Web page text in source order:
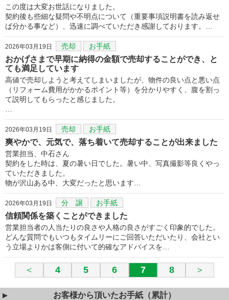
この度は大変お世話になりました。
契約後も些細な疑問や不明点について（重要事項説明書を読み返せ
ば分かる事など）、迅速に調べていただき感謝しております。…
2026年03月19日 売却 お手紙
おかげさまで早期に納得の金額で売却することができ、と
ても満足しています
高値で売却しようと考えてしまいましたが、物件の良い点と悪い点
（リフォーム費用がかかるポイント等）を分かりやすく、腹を割っ
て説明してもらったと感じました。
2026年03月19日 売却 お手紙
爽やかで、元気で、落ち着いて売却することが出来ました
営業担当、中石さん
契約をした時は、夏の暑い日でした。暑い中、写真撮影等良くやっ
ていただきました。
物が沢山ある中、大変だったと思います…
2026年03月19日 分 譲 お手紙
信頼関係を築くことができました
営業担当者の人当たりの良さや人格の良さがすごく印象的でした。
どんな質問でもいつもタイムリーにご回答いただいたり、会社とい
う立場よりかは客側に付いて的確なアドバイスを…
＜ 4 5 6 7 8 ＞
お客様から頂いたお手紙（累計）